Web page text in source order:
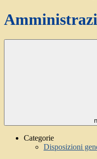
Categorie
Disposizioni